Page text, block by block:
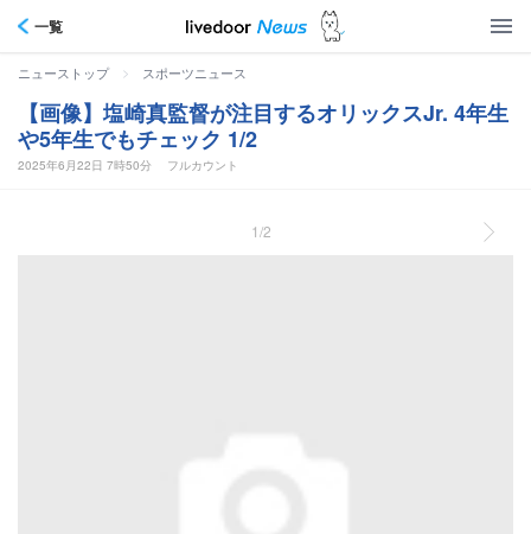
一覧
ニューストップ > スポーツニュース
【画像】塩崎真監督が注目するオリックスJr. 4年生
や5年生でもチェック 1/2
2025年6月22日 7時50分 フルカウント
1/2